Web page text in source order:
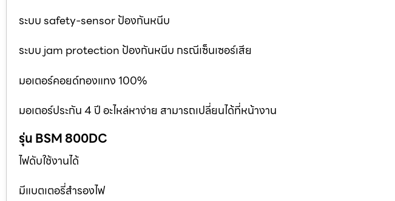
ระบบ safety-sensor ป้องกันหนีบ
ระบบ jam protection ป้องกันหนีบ กรณีเซ็นเซอร์เสีย
มอเตอร์คอยด์ทองแทง 100%
มอเตอร์ประกัน 4 ปี อะไหล่หาง่าย สามารถเปลี่ยนได้ที่หน้างาน
รุ่น BSM 800DC
ไฟดับใช้งานได้
มีแบตเตอรี่สำรองไฟ